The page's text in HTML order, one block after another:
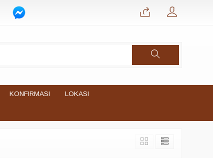
KONFIRMASI LOKASI